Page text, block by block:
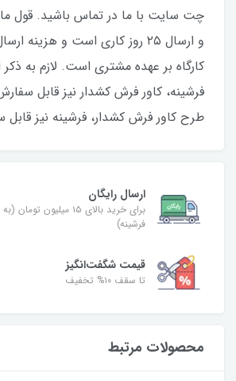
چت سایت با ما در تماس باشید. قول ما
و ارسال ۲۵‌ روز کاری است و هزینه
کارگاه بر عهده مشتری است. لازم به
فرشینه، کاور فرش کشدار نیز قابل‌
طرح کاور فرش کشدار، فرشینه نیز
ارسال رایگان
برای خرید بالای ۱۵
فرشینه)
قیمت شگفت‌انگیز
تا سقف ۱۰% تخفیف
محصولات مرتبط